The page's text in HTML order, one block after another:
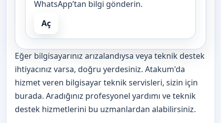
WhatsApp’tan bilgi gönderin.
Aç
Eğer bilgisayarınız arızalandıysa veya teknik destek
ihtiyacınız varsa, doğru yerdesiniz. Atakum'da
hizmet veren bilgisayar teknik servisleri, sizin için
burada. Aradığınız profesyonel yardımı ve teknik
destek hizmetlerini bu uzmanlardan alabilirsiniz.